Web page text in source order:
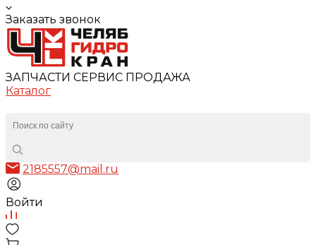
Заказать звонок
ЗАПЧАСТИ СЕРВИС ПРОДАЖА
Каталог
2185557@mail.ru
Войти